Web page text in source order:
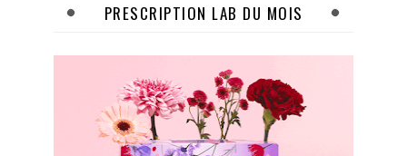
PRESCRIPTION LAB DU MOIS